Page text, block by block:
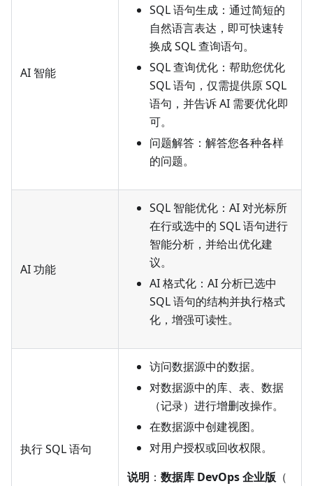
AI 智能
SQL 语句生成：通过简短的
自然语言表达，即可快速转
换成 SQL 查询语句。
SQL 查询优化：帮助您优化
SQL 语句，仅需提供原 SQL
语句，并告诉 AI 需要优化即
可。
问题解答：解答您各种各样
的问题。
AI 功能
SQL 智能优化：AI 对光标所
在行或选中的 SQL 语句进行
智能分析，并给出优化建
议。
AI 格式化：AI 分析已选中
SQL 语句的结构并执行格式
化，增强可读性。
执行 SQL 语句
访问数据源中的数据。
对数据源中的库、表、数据
（记录）进行增删改操作。
在数据源中创建视图。
对用户授权或回收权限。
说明 ： 数据库 DevOps 企业版 （